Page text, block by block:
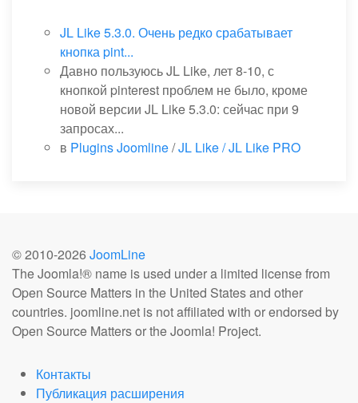
JL Like 5.3.0. Очень редко срабатывает
кнопка pint...
Давно пользуюсь JL Like, лет 8-10, с
кнопкой pinterest проблем не было, кроме
новой версии JL Like 5.3.0: сейчас при 9
запросах...
в Plugins Joomline/JL Like / JL Like PRO
© 2010-2026 JoomLine
The Joomla!® name is used under a limited license from
Open Source Matters in the United States and other
countries. joomline.net is not affiliated with or endorsed by
Open Source Matters or the Joomla! Project.
Контакты
Публикация расширения